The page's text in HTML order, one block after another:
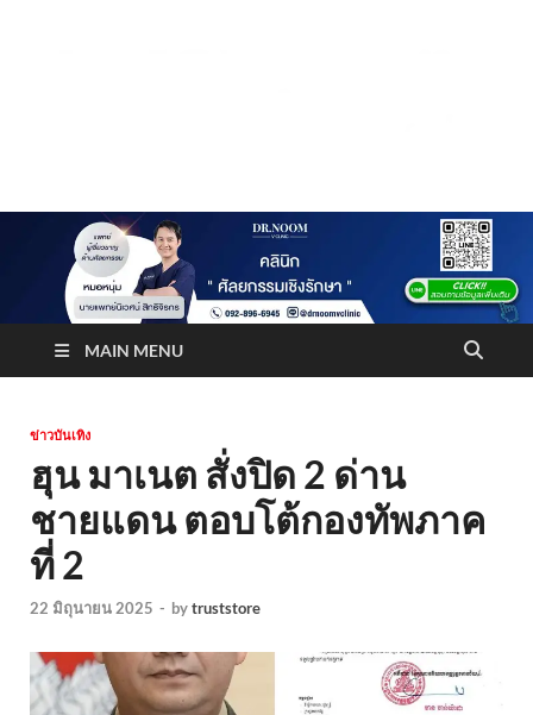
Truststoreonline
MAIN MENU
ข่าวบันเทิง
ฮุน มาเนต สั่งปิด 2 ด่าน
ชายแดน ตอบโต้กองทัพภาค
ที่ 2
22 มิถุนายน 2025 - bytruststore